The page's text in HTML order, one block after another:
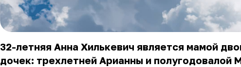
32-летняя Анна Хилькевич является мамой
дочек: трехлетней Арианны и полугодовалой